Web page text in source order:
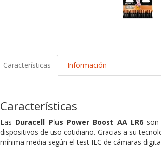
Características Información
Características
Las Duracell Plus Power Boost AA LR6
dispositivos de uso cotidiano. Gracias a su
mínima media según el test IEC de cámaras